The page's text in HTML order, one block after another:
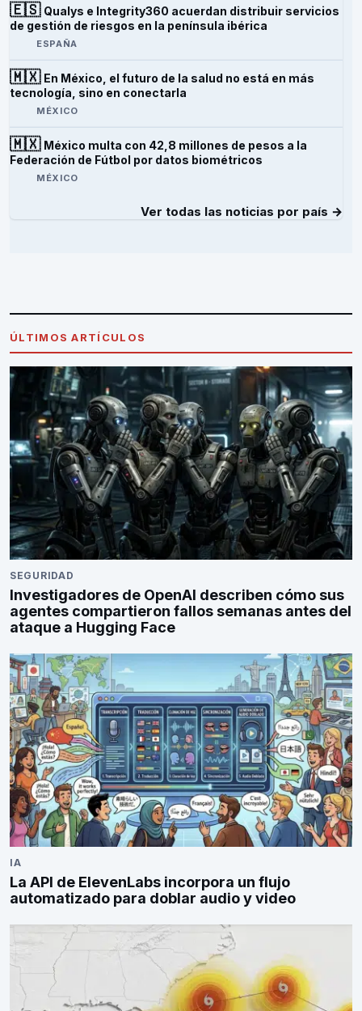
🇪🇸 Qualys e Integrity360 acuerdan distribuir servicios
de gestión de riesgos en la península ibérica
ESPAÑA
🇲🇽 En México, el futuro de la salud no está en más
tecnología, sino en conectarla
MÉXICO
🇲🇽 México multa con 42,8 millones de pesos a la
Federación de Fútbol por datos biométricos
MÉXICO
Ver todas las noticias por país →
ÚLTIMOS ARTÍCULOS
SEGURIDAD
Investigadores de OpenAI describen cómo sus
agentes compartieron fallos semanas antes del
ataque a Hugging Face
IA
La API de ElevenLabs incorpora un flujo
automatizado para doblar audio y video